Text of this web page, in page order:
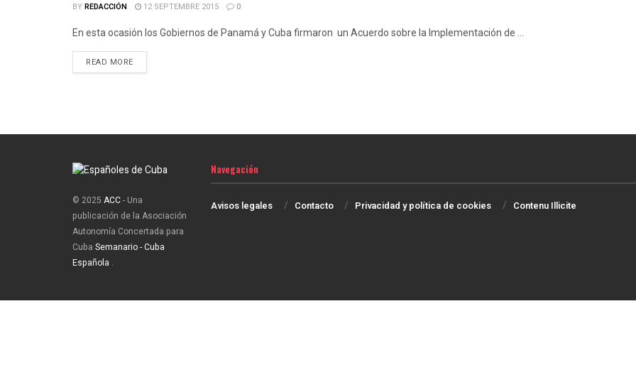
BYREDACCIÓN 12 SEPTEMBRE 2015 0
En esta ocasión los Gobiernos de Panamá y Cuba firmaron un Acuerdo sobre la Implementación de ...
READ MOREDETAILS
© 2025 ACC- Una
publicación de la Asociación
Autonomía Concertada para
Cuba Semanario - Cuba
Española .
Navegación
Avisos legales Contacto Privacidad y política de cookies Contenu Illicite